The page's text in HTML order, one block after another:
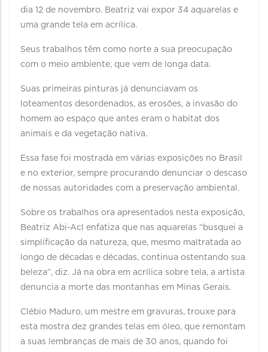
dia 12 de novembro. Beatriz vai expor 34 aquarelas e
uma grande tela em acrílica.
Seus trabalhos têm como norte a sua preocupação
com o meio ambiente, que vem de longa data.
Suas primeiras pinturas já denunciavam os
loteamentos desordenados, as erosões, a invasão do
homem ao espaço que antes eram o habitat dos
animais e da vegetação nativa.
Essa fase foi mostrada em várias exposições no Brasil
e no exterior, sempre procurando denunciar o descaso
de nossas autoridades com a preservação ambiental.
Sobre os trabalhos ora apresentados nesta exposição,
Beatriz Abi-Acl enfatiza que nas aquarelas “busquei a
simplificação da natureza, que, mesmo maltratada ao
longo de décadas e décadas, continua ostentando sua
beleza”, diz. Já na obra em acrílica sobre tela, a artista
denuncia a morte das montanhas em Minas Gerais.
Clébio Maduro, um mestre em gravuras, trouxe para
esta mostra dez grandes telas em óleo, que remontam
a suas lembranças de mais de 30 anos, quando foi